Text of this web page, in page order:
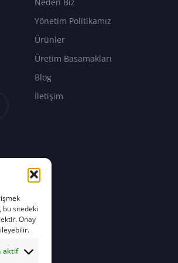
bu sitedeki
Onay
aktif
Neden Biz
Yönetim Politikamız
Ürünler
Üretim Basamakları
Blog
İletişim